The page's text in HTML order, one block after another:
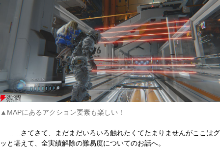
▲MAPにあるアクション要素も楽しい！
……さてさて、まだまだいろいろ触れたくてたまりませんがここはグ
ッと堪えて、全実績解除の難易度についてのお話へ。